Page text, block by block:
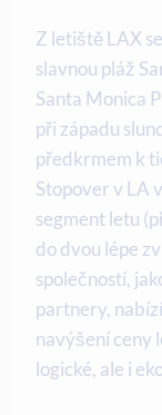
Z letiště LAX
slavnou pláž
Santa Monica
při západu
předkrmem k
Stopover v LA
segment letu
do dvou lépe
společností,
partnery,
navýšení ceny
logické, ale i